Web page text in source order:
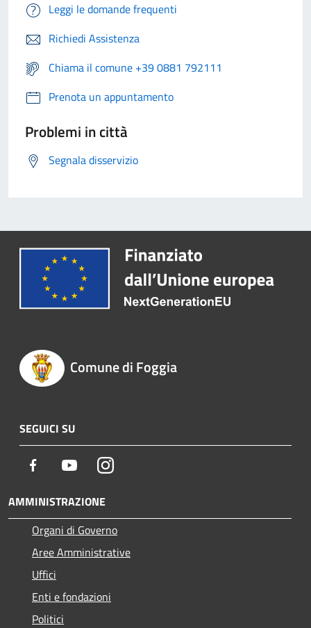
Leggi le domande frequenti
Richiedi Assistenza
Chiama il comune +39 0881 792111
Prenota un appuntamento
Problemi in città
Segnala disservizio
Comune di Foggia
SEGUICI SU
Facebook YoutubeInstagram
AMMINISTRAZIONE
Organi di Governo
Aree Amministrative
Uffici
Enti e fondazioni
Politici